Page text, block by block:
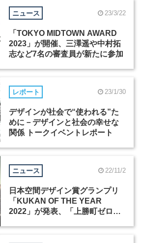
ニュース 23/3/22
「TOKYO MIDTOWN AWARD
2023」が開催、三澤遥や中村拓
志など7名の審査員が新たに参加
レポート 23/1/30
デザインが社会で“使われる”た
めに－デザインと社会の幸せな
関係 トークイベントレポート
ニュース 22/11/2
日本空間デザイン賞グランプリ
「KUKAN OF THE YEAR
2022」が発表、「上勝町ゼロ・